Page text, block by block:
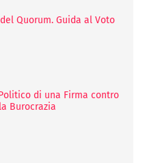
Quorum. Guida al Voto
di una Firma contro
Burocrazia